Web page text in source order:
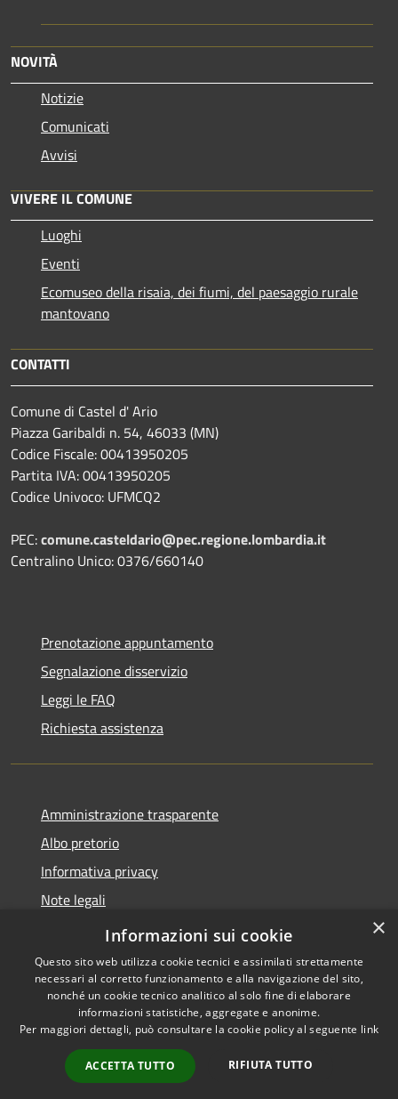
NOVITÀ
Notizie
Comunicati
Avvisi
VIVERE IL COMUNE
Luoghi
Eventi
Ecomuseo della risaia, dei fiumi, del paesaggio rurale
mantovano
CONTATTI
Comune di Castel d' Ario
Piazza Garibaldi n. 54, 46033 (MN)
Codice Fiscale: 00413950205
Partita IVA: 00413950205
Codice Univoco: UFMCQ2
PEC:comune.casteldario@pec.regione.lombardia.it
Centralino Unico: 0376/660140
Prenotazione appuntamento
Segnalazione disservizio
Leggi le FAQ
Richiesta assistenza
Amministrazione trasparente
Albo pretorio
Informativa privacy
Note legali
Dichiarazione di accessibilità
Accessibilità
Copyright © 2026 • Comune di
Castel d'Ario • Powered by
Municipium•
×
Informazioni sui cookie
Questo sito web utilizza cookie tecnici e assimilati strettamente
necessari al corretto funzionamento e alla navigazione del sito,
nonché un cookie tecnico analitico al solo fine di elaborare
informazioni statistiche, aggregate e anonime.
Per maggiori dettagli, può consultare la cookie policy al seguente link
ACCETTA TUTTO RIFIUTA TUTTO